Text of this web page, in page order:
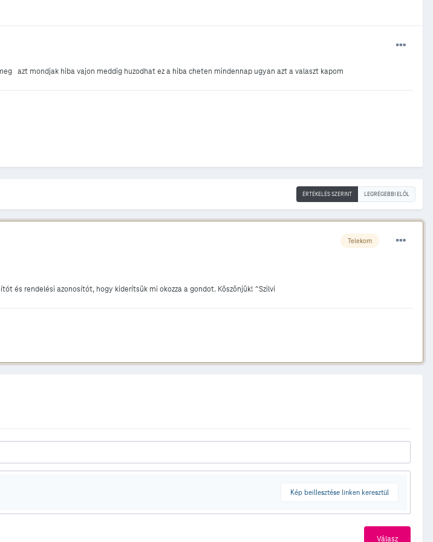
azt mondjak hiba vajon meddig huzodhat ez a hiba cheten mindennap ugyan azt a valaszt kapom
ÉRTÉKELÉS SZERINT LEGRÉGEBBI ELÖL
Telekom
és rendelési azonosítót, hogy kiderítsük mi okozza a gondot. Köszönjük! ^Szilvi
Kép beillesztése linken keresztül
Válasz